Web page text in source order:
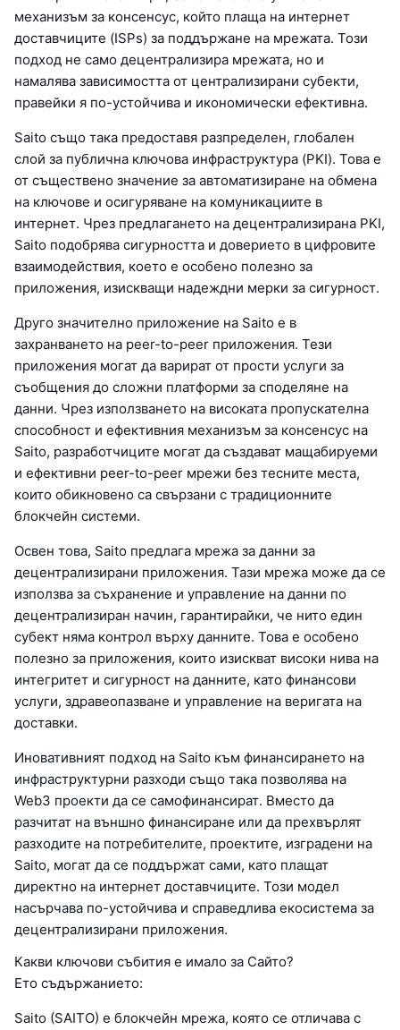
механизъм за консенсус, който плаща на интернет
доставчиците (ISPs) за поддържане на мрежата. Този
подход не само децентрализира мрежата, но и
намалява зависимостта от централизирани субекти,
правейки я по-устойчива и икономически ефективна.
Saito също така предоставя разпределен, глобален
слой за публична ключова инфраструктура (PKI). Това е
от съществено значение за автоматизиране на обмена
на ключове и осигуряване на комуникациите в
интернет. Чрез предлагането на децентрализирана PKI,
Saito подобрява сигурността и доверието в цифровите
взаимодействия, което е особено полезно за
приложения, изискващи надеждни мерки за сигурност.
Друго значително приложение на Saito е в
захранването на peer-to-peer приложения. Тези
приложения могат да варират от прости услуги за
съобщения до сложни платформи за споделяне на
данни. Чрез използването на високата пропускателна
способност и ефективния механизъм за консенсус на
Saito, разработчиците могат да създават мащабируеми
и ефективни peer-to-peer мрежи без тесните места,
които обикновено са свързани с традиционните
блокчейн системи.
Освен това, Saito предлага мрежа за данни за
децентрализирани приложения. Тази мрежа може да се
използва за съхранение и управление на данни по
децентрализиран начин, гарантирайки, че нито един
субект няма контрол върху данните. Това е особено
полезно за приложения, които изискват високи нива на
интегритет и сигурност на данните, като финансови
услуги, здравеопазване и управление на веригата на
доставки.
Иновативният подход на Saito към финансирането на
инфраструктурни разходи също така позволява на
Web3 проекти да се самофинансират. Вместо да
разчитат на външно финансиране или да прехвърлят
разходите на потребителите, проектите, изградени на
Saito, могат да се поддържат сами, като плащат
директно на интернет доставчиците. Този модел
насърчава по-устойчива и справедлива екосистема за
децентрализирани приложения.
Какви ключови събития е имало за Сайто?
Ето съдържанието:
Saito (SAITO) е блокчейн мрежа, която се отличава с